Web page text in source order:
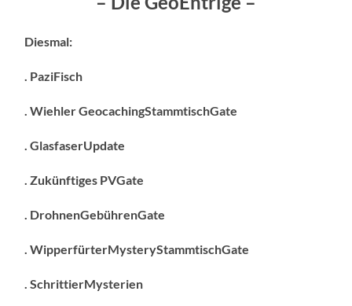
Diesmal:
. PaziFisch
. Wiehler GeocachingStammtischGate
. GlasfaserUpdate
. Zukünftiges PVGate
. DrohnenGebührenGate
. WipperfürterMysteryStammtischGate
. SchrittierMysterien